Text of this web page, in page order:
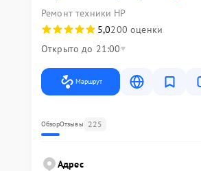
Ремонт техники HP
5,0200 оценки
Открыто до 21:00
Маршрут
ОбзорОтзывы 225
Адрес